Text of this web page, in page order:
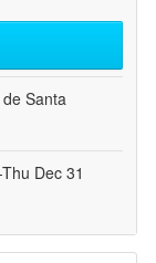
Santa
Dec 31